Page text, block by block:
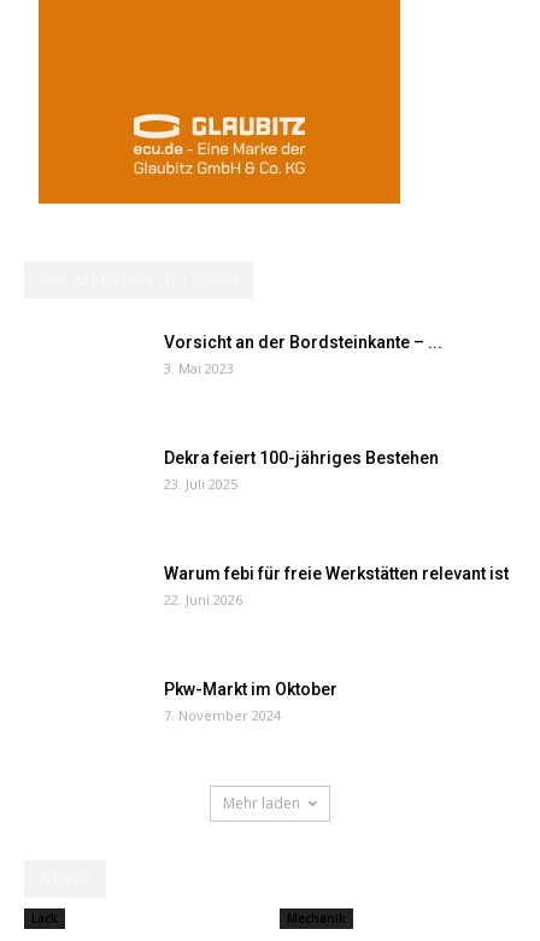
Vorsicht an der Bordsteinkante – ...
3. Mai 2023
Dekra feiert 100-jähriges Bestehen
23. Juli 2025
Warum febi für freie Werkstätten relevant ist
22. Juni 2026
Pkw-Markt im Oktober
7. November 2024
Mehr laden
Lack Mechanik